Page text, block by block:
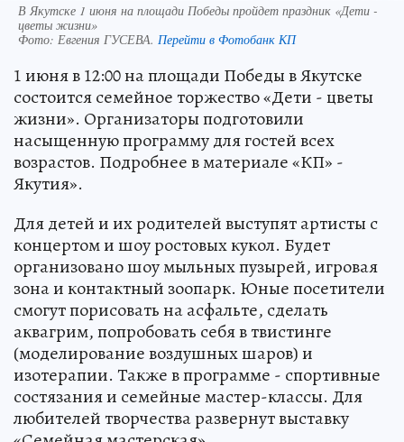
В Якутске 1 июня на площади Победы пройдет праздник «Дети -
цветы жизни»
Фото: Евгения ГУСЕВА. Перейти в Фотобанк КП
1 июня в 12:00 на площади Победы в Якутске
состоится семейное торжество «Дети - цветы
жизни». Организаторы подготовили
насыщенную программу для гостей всех
возрастов. Подробнее в материале «КП» -
Якутия».
Для детей и их родителей выступят артисты с
концертом и шоу ростовых кукол. Будет
организовано шоу мыльных пузырей, игровая
зона и контактный зоопарк. Юные посетители
смогут порисовать на асфальте, сделать
аквагрим, попробовать себя в твистинге
(моделирование воздушных шаров) и
изотерапии. Также в программе - спортивные
состязания и семейные мастер-классы. Для
любителей творчества развернут выставку